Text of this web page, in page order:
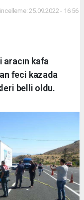
25.09.2022 - 16:56
kafa
feci kazada
belli oldu.